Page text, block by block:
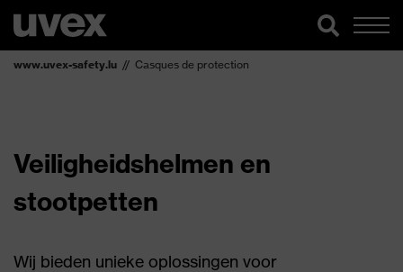
www.uvex-safety.lu Casques de protection
Veiligheidshelmen en
stootpetten
Wij bieden unieke oplossingen voor